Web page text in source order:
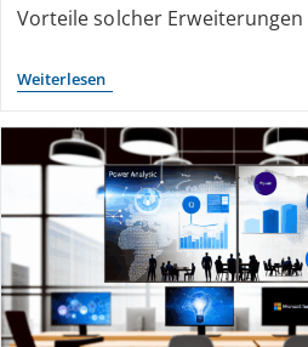
Vorteile solcher
Weiterlesen